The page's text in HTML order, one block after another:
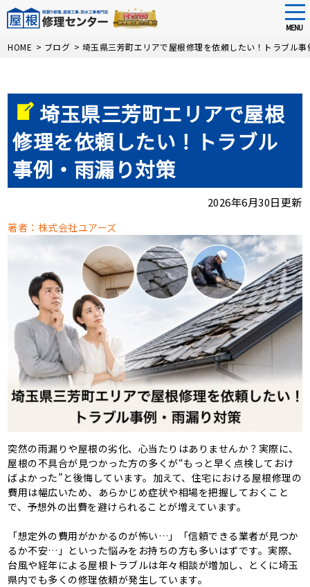
Skip
MENU
HOME > ブログ > 埼玉県三芳町エリアで屋根修理を依頼したい！トラブル
埼玉県三芳町エリアで屋根
修理を依頼したい！トラブル
事例・雨漏り対策
2026年6月30日更新
著者：株式会社ユアーズ
突然の雨漏りや屋根の劣化、心当たりはありませんか？実際に、
屋根の不具合が見つかった方の多くが“もっと早く点検しておけ
ばよかった”と後悔しています。加えて、住宅における屋根修理の
費用は幅広いため、あらかじめ症状や相場を把握しておくこと
で、予想外の出費を避けられることが増えています。
「想定外の費用がかかるのが怖い…」「信頼できる業者が見つか
るか不安…」といった悩みをお持ちの方も多いはずです。実際、
台風や経年による屋根トラブルは年々相談が増加し、とくに埼玉
県内でも多くの修理依頼が発生しています。